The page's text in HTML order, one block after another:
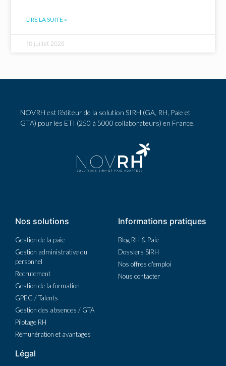
LIRE LA SUITE »
10 juillet 2026
NOVRH est l’éditeur de la solution SIRH (GA, RH, Paie et
GTA) pour les ETI (250 à 5000 collaborateurs) en France.
Nos solutions
Gestion de la paie
Gestion administrative du
personnel
Recrutement
Gestion de la formation
GPEC / Talents
Gestion des absences / GTA
Pilotage RH
Rémunération et avantages
Informations pratiques
Blog RH & Paie
Dossiers SIRH
Nos offres d'emploi
Nous contacter
Légal